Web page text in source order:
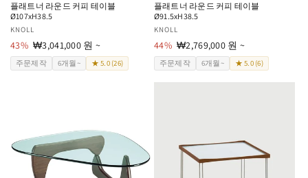
플래트너 라운드 커피 테이블
Ø107xH38.5
공
급
업
체:
KNOLL
43% 할
인
가
₩3,041,000 원 ~
주문제작 6개월~ ★ 5.0 (26)
플래트너 라운드 커피 테이블
Ø91.5xH38.5
공
급
업
체:
KNOLL
44% 할
인
가
₩2,769,000 원 ~
주문제작 6개월~ ★ 5.0 (6)